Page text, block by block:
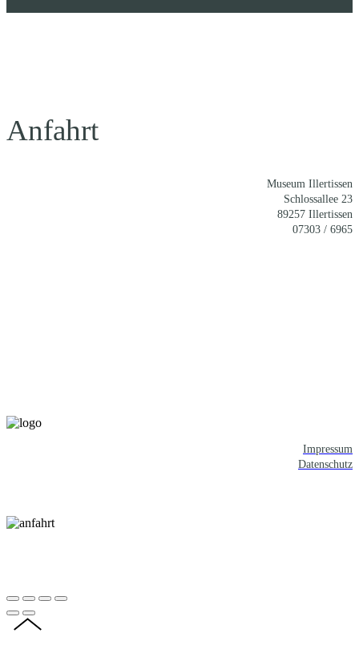
Anfahrt
Museum Illertissen
Schlossallee 23
89257 Illertissen
07303 / 6965
Impressum
Datenschutz